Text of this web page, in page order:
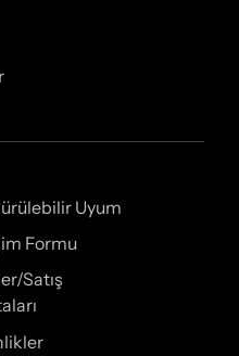
Uyum
Formu
Satış